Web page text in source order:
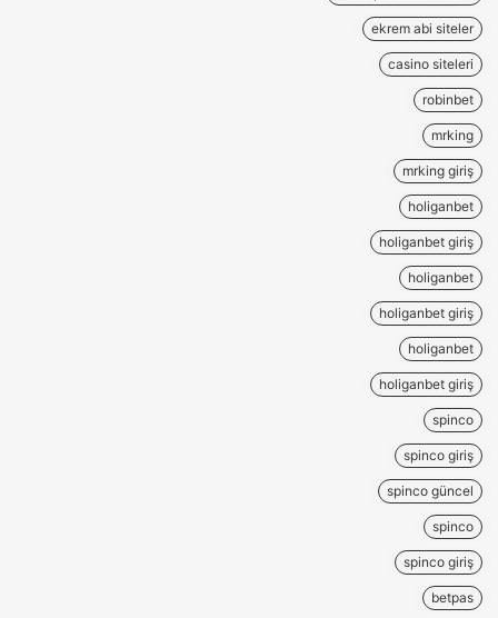
ekrem abi siteler
casino siteleri
robinbet
mrking
mrking giriş
holiganbet
holiganbet giriş
holiganbet
holiganbet giriş
holiganbet
holiganbet giriş
spinco
spinco giriş
spinco güncel
spinco
spinco giriş
betpas